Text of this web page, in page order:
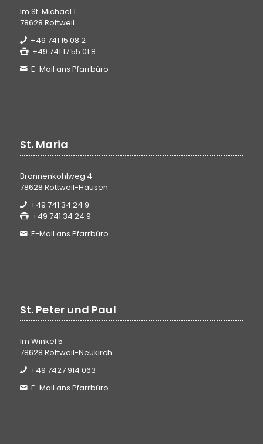
Im St. Michael 1
78628 Rottweil
+49 741 15 08 2
+49 741 17 55 01 8
E-Mail ans Pfarrbüro
St. Maria
Bronnenkohlweg 4
78628 Rottweil-Hausen
+49 741 34 24 9
+49 741 34 24 9
E-Mail ans Pfarrbüro
St. Peter und Paul
Im Winkel 5
78628 Rottweil-Neukirch
+49 7427 914 063
E-Mail ans Pfarrbüro